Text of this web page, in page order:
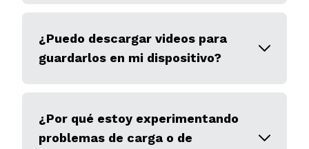
¿Puedo descargar videos para
guardarlos en mi dispositivo?
¿Por qué estoy experimentando
problemas de carga o de